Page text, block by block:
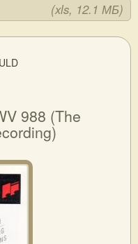
(xls, 12.1 МБ)
988 (The